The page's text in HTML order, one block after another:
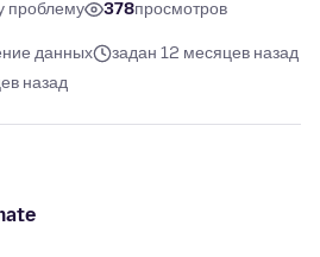
проблему 378просмотров
данных
задан 12 месяцев назад
назад